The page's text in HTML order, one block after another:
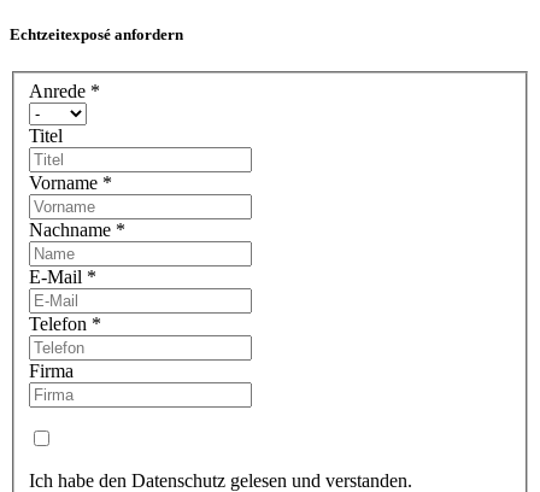
Echtzeitexposé anfordern
Anrede *
Titel
Vorname *
Nachname *
E-Mail *
Telefon *
Firma
Ich habe den Datenschutz gelesen und verstanden.